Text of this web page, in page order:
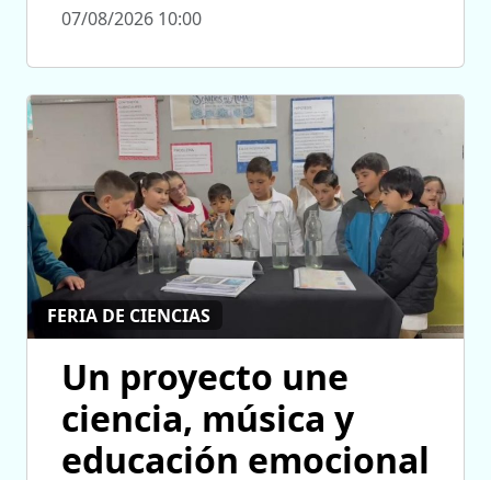
07/08/2026 10:00
FERIA DE CIENCIAS
Un proyecto une
ciencia, música y
educación emocional